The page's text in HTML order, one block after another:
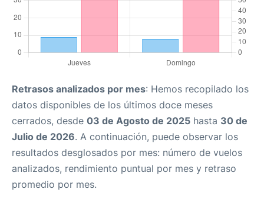
Retrasos analizados por mes: Hemos recopilado los
datos disponibles de los últimos doce meses
cerrados, desde 03 de Agosto de 2025 hasta 30 de
Julio de 2026. A continuación, puede observar los
resultados desglosados por mes: número de vuelos
analizados, rendimiento puntual por mes y retraso
promedio por mes.